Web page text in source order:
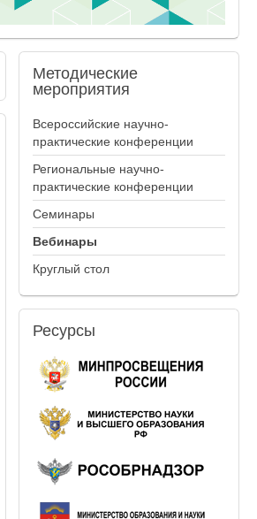
Методические
мероприятия
Всероссийские научно-
практические конференции
Региональные научно-
практические конференции
Семинары
Вебинары
Круглый стол
Ресурсы